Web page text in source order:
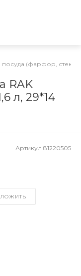
посуда (фарфор,
RAK
л, 29*14
Артикул 81220505